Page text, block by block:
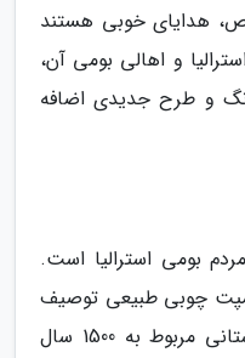
هدایای خوبی هستند
و اهالی بومی آن،
و طرح جدیدی اضافه
بومی استرالیا است.
چوبی طبیعی توصیف
می نمایند. یک صخره نگاره باستانی مربوط به 1500 سال